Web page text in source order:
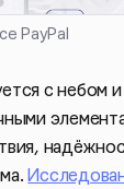
PayPal
с небом